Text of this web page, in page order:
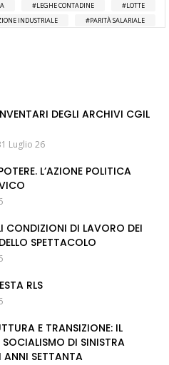
LEGHE CONTADINE
LOTTE
INDUSTRIALE
PARITÀ SALARIALE
DEGLI ARCHIVI CGIL
Luglio 26
L’AZIONE POLITICA
CONDIZIONI DI LAVORO DEI
SPETTACOLO
RLS
E TRANSIZIONE: IL
DI SINISTRA
ANNI SETTANTA